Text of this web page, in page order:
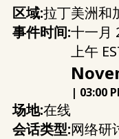
区域:拉丁美洲和
事件时间:十一月
上午
| 03:00
场地:在线
会话类型:网络研